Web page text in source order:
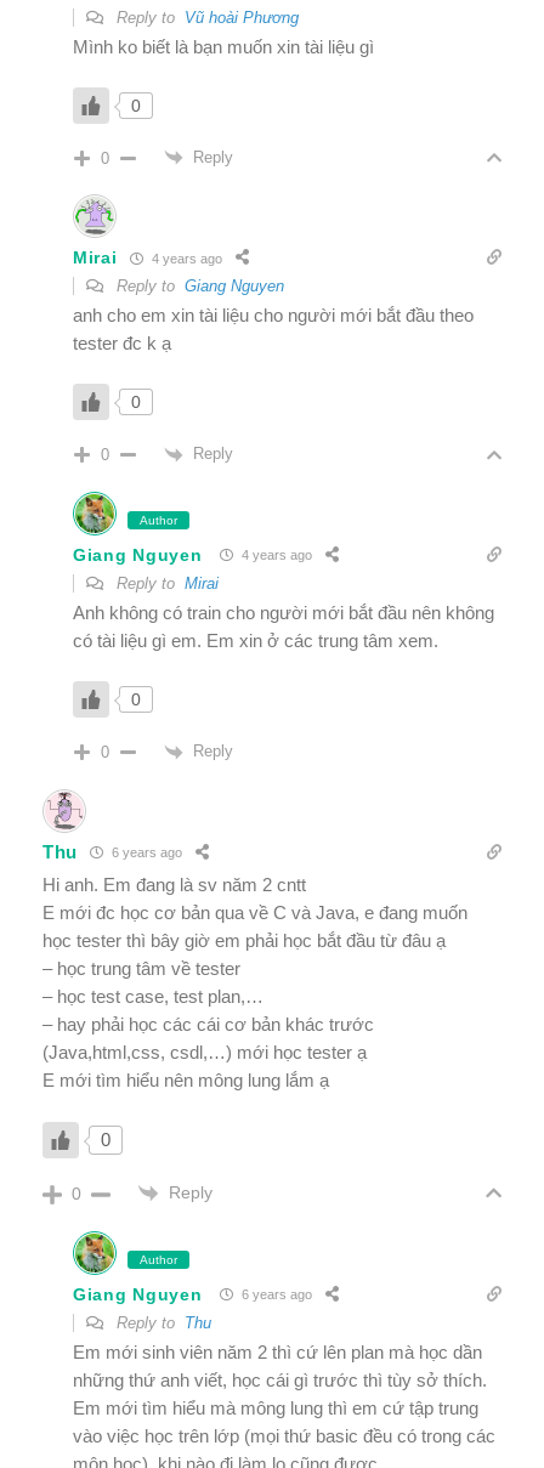
Reply to Vũ hoài Phương
Mình ko biết là bạn muốn xin tài liệu gì
0
0 Reply
Mirai 4 years ago
Reply toGiang Nguyen
anh cho em xin tài liệu cho người mới bắt đầu theo
tester đc k ạ
0
0 Reply
Author
Giang Nguyen 4 years ago
Reply toMirai
Anh không có train cho người mới bắt đầu nên không
có tài liệu gì em. Em xin ở các trung tâm xem.
0
0 Reply
Thu 6 years ago
Hi anh. Em đang là sv năm 2 cntt
E mới đc học cơ bản qua về C và Java, e đang muốn
học tester thì bây giờ em phải học bắt đầu từ đâu ạ
– học trung tâm về tester
– học test case, test plan,…
– hay phải học các cái cơ bản khác trước
(Java,html,css, csdl,…) mới học tester ạ
E mới tìm hiểu nên mông lung lắm ạ
0
0 Reply
Author
Giang Nguyen 6 years ago
Reply to Thu
Em mới sinh viên năm 2 thì cứ lên plan mà học dần
những thứ anh viết, học cái gì trước thì tùy sở thích.
Em mới tìm hiểu mà mông lung thì em cứ tập trung
vào việc học trên lớp (mọi thứ basic đều có trong các
môn học), khi nào đi làm lo cũng được.